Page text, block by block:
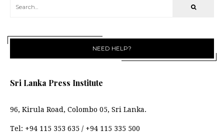
NEED HELP?
Sri Lanka Press Institute
96, Kirula Road, Colombo 05, Sri Lanka.
Tel: +94 115 353 635 / +94 115 335 500